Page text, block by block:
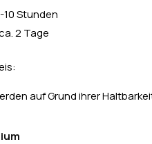
10 Stunden
2 Tage
auf Grund ihrer